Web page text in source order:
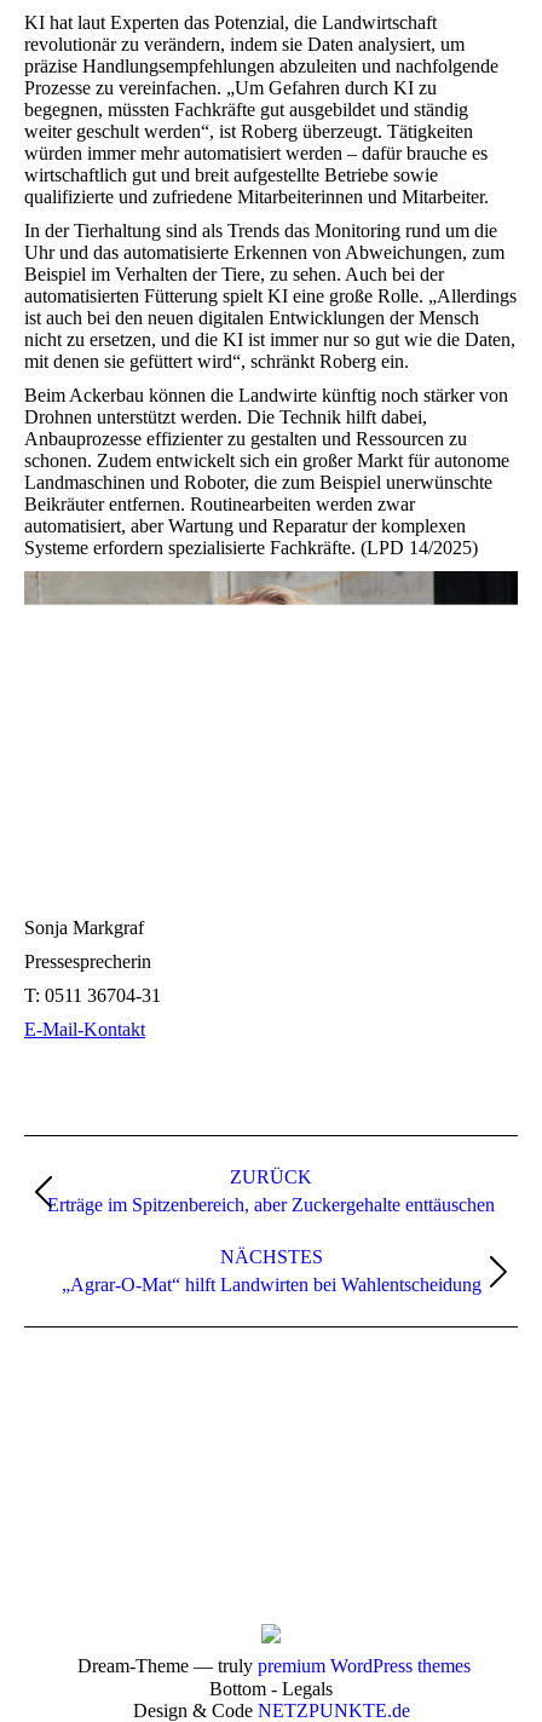
KI hat laut Experten das Potenzial, die Landwirtschaft
revolutionär zu verändern, indem sie Daten analysiert, um
präzise Handlungsempfehlungen abzuleiten und nachfolgende
Prozesse zu vereinfachen. „Um Gefahren durch KI zu
begegnen, müssten Fachkräfte gut ausgebildet und ständig
weiter geschult werden“, ist Roberg überzeugt. Tätigkeiten
würden immer mehr automatisiert werden – dafür brauche es
wirtschaftlich gut und breit aufgestellte Betriebe sowie
qualifizierte und zufriedene Mitarbeiterinnen und Mitarbeiter.
In der Tierhaltung sind als Trends das Monitoring rund um die
Uhr und das automatisierte Erkennen von Abweichungen, zum
Beispiel im Verhalten der Tiere, zu sehen. Auch bei der
automatisierten Fütterung spielt KI eine große Rolle. „Allerdings
ist auch bei den neuen digitalen Entwicklungen der Mensch
nicht zu ersetzen, und die KI ist immer nur so gut wie die Daten,
mit denen sie gefüttert wird“, schränkt Roberg ein.
Beim Ackerbau können die Landwirte künftig noch stärker von
Drohnen unterstützt werden. Die Technik hilft dabei,
Anbauprozesse effizienter zu gestalten und Ressourcen zu
schonen. Zudem entwickelt sich ein großer Markt für autonome
Landmaschinen und Roboter, die zum Beispiel unerwünschte
Beikräuter entfernen. Routinearbeiten werden zwar
automatisiert, aber Wartung und Reparatur der komplexen
Systeme erfordern spezialisierte Fachkräfte. (LPD 14/2025)
Sonja Markgraf
Pressesprecherin
T: 0511 36704-31
E-Mail-Kontakt
ZURÜCK
Vorheriger
Erträge im Spitzenbereich, aber Zuckergehalte enttäuschen
NÄCHSTES
Nächster
„Agrar-O-Mat“ hilft Landwirten bei Wahlentscheidung
Dream-Theme — truly premium WordPress themes
Bottom - Legals
Design & Code NETZPUNKTE.de